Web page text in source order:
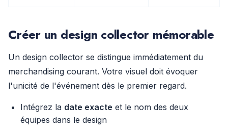
Créer un design collector mémorable
Un design collector se distingue immédiatement du
merchandising courant. Votre visuel doit évoquer
l'unicité de l'événement dès le premier regard.
Intégrez la date exacte et le nom des deux
équipes dans le design